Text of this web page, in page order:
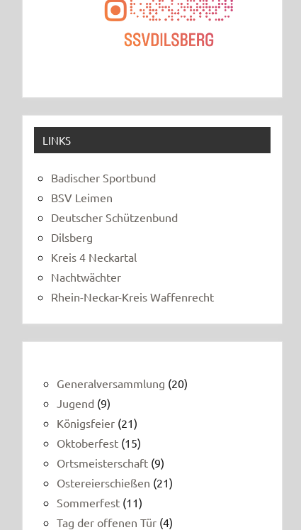
LINKS
Badischer Sportbund
BSV Leimen
Deutscher Schützenbund
Dilsberg
Kreis 4 Neckartal
Nachtwächter
Rhein-Neckar-Kreis Waffenrecht
Generalversammlung (20)
Jugend (9)
Königsfeier (21)
Oktoberfest (15)
Ortsmeisterschaft (9)
Ostereierschießen (21)
Sommerfest (11)
Tag der offenen Tür (4)